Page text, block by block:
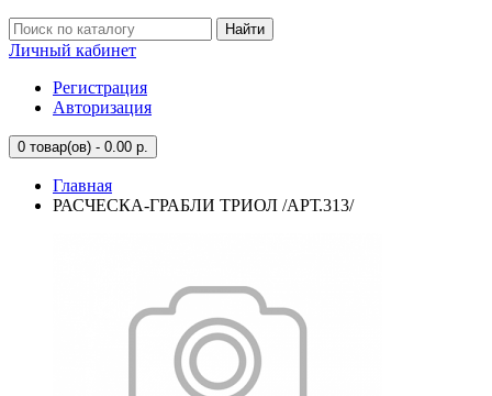
Найти
Личный кабинет
Регистрация
Авторизация
0 товар(ов) - 0.00 р.
Главная
РАСЧЕСКА-ГРАБЛИ ТРИОЛ /АРТ.313/